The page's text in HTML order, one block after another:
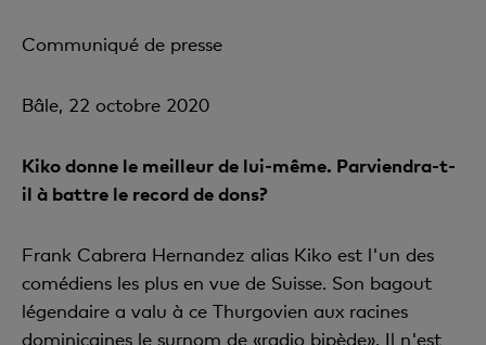
Communiqué de presse
Bâle, 22 octobre 2020
Kiko donne le meilleur de lui-même. Parviendra-t-
il à battre le record de dons?
Frank Cabrera Hernandez alias Kiko est l'un des
comédiens les plus en vue de Suisse. Son bagout
légendaire a valu à ce Thurgovien aux racines
dominicaines le surnom de «radio bipède». Il n'est